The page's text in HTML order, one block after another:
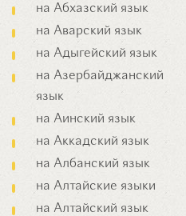
на Абхазский язык
на Аварский язык
на Адыгейский язык
на Азербайджанский
язык
на Аинский язык
на Аккадский язык
на Албанский язык
на Алтайские языки
на Алтайский язык